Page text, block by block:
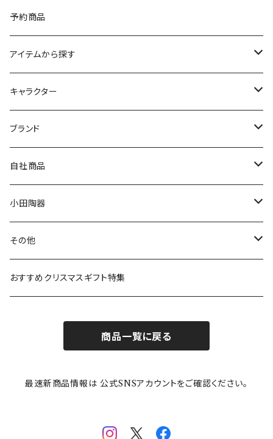
予約商品
アイテムから探す
九谷焼
マグ＆カップ
プレート
ボウル
ガラスウェア
カトラリー
キャラクター
ムーミン
80th記念アイテム
リトルミイの日記念アイテム
MOOMIN ANIMATION
スヌーピー
ピーターラビット
ポケットモンスター
mofusand（モフサンド）
mofsand×日比谷花壇
ブランド
LA AMYS(エミーズ)
LISA LARSON(リサラーソン)
LAURA ASHLEY(ローラ アシュレイ)
Finlayson(フィンレイソン)
HANAE MORI(ハナエモリ)
THE BEATLES(ザ・ビートルズ)
自社商品
ねこ企画
Cecera(セセラ)
CELEC(セレック)
隅切り重箱
小田陶器
さざなみ
吉祥
メイメイウェア
SoSo(ソソ）
その他
リサイクル食器
おすすめクリスマスギフト特集
商品一覧に戻る
最速新商品情報は 公式SNSアカウントをご確認ください。